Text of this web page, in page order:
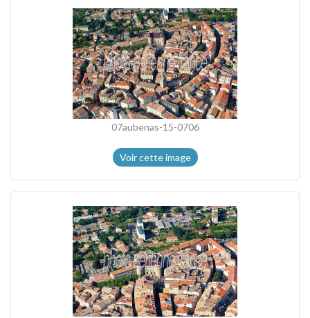
07aubenas-15-0706
Voir cette image